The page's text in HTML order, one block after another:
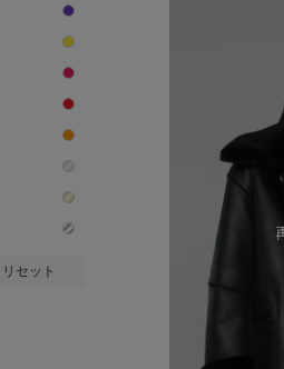
リセット